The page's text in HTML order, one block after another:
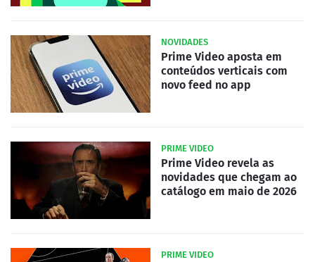
NOVIDADES
Prime Video aposta em
conteúdos verticais com
novo feed no app
PRIME VIDEO
Prime Video revela as
novidades que chegam ao
catálogo em maio de 2026
PRIME VIDEO